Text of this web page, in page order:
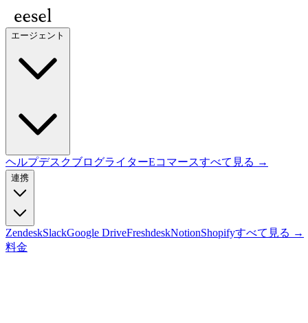
エージェント
ヘルプデスクブログライターEコマースすべて見る →
連携
ZendeskSlackGoogle DriveFreshdeskNotionShopifyすべて見る →
料金